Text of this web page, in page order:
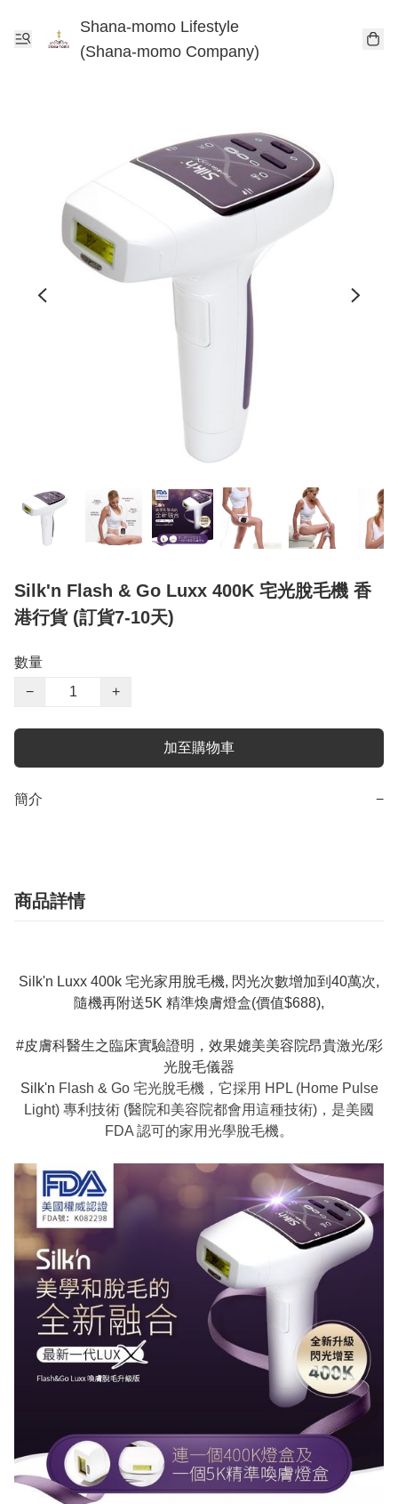
Shana-momo Lifestyle
(Shana-momo Company)
Silk'n Flash & Go Luxx 400K 宅光脫毛機 香
港行貨 (訂貨7-10天)
數量
−
+
加至購物車
簡介 −
商品詳情
Silk'n Luxx 400k 宅光家用脫毛機, 閃光次數增加到40萬次,
隨機再附送5K 精準煥膚燈盒(價值$688),
#皮膚科醫生之臨床實驗證明，效果媲美美容院昂貴激光/彩
光脫毛儀器
Silk'n Flash & Go 宅光脫毛機，它採用 HPL (Home Pulse
Light) 專利技術 (醫院和美容院都會用這種技術)，是美國
FDA 認可的家用光學脫毛機。